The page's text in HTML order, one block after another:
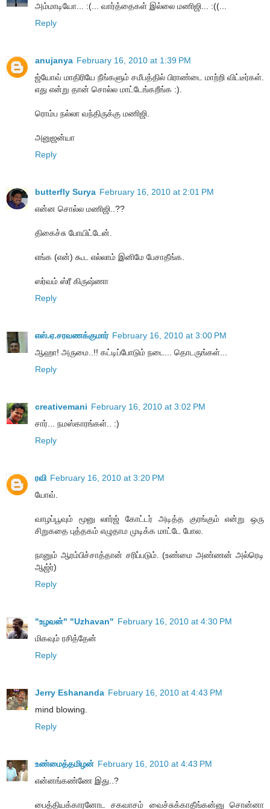
அம்மாடியோ... :(... வார்த்தைகள் இல்லை மணிஜி... :((...
Reply
anujanya February 16, 2010 at 1:39 PM
ஜ்யோவ் மாதிரியே நீங்களும் சமீபத்தில் பிராண்டை மாற்றி விட்டீர்கள்.
எது என்று தான் சொல்ல மாட்டேங்கறீங்க :).
ரொம்ப நல்லா வந்திருக்கு மணிஜி.
அனுஜன்யா
Reply
butterfly Surya February 16, 2010 at 2:01 PM
என்ன சொல்ல மணிஜி..??
திகைச்சு போயிட்டேன்.
எங்க (என்) கூட எல்லாம் இனிமே பேசாதீங்க.
ஸர்வம் ஸ்ரீ கிருஷ்ணா
Reply
எஸ்.ஏ.சரவணக்குமார் February 16, 2010 at 3:00 PM
ஆஹா! அருமை..!! கட்டிப்போடும் நடை... தொடருங்கள்...
Reply
creativemani February 16, 2010 at 3:02 PM
சார்... நமஸ்காரங்கள்.. :)
Reply
ரவி February 16, 2010 at 3:20 PM
யோவ்.
வாழப்பூவும் மூனு லார்ஜ் கோட்டர் அடித்த குரங்கும் என்று ஒரு
சிறுகதை புத்தகம் எழுதாம முடிக்க மாட்டே போல.
நானும் ஆரம்பிச்சாத்தான் சரிப்படும். (உண்மை அண்ணன் அல்ரெடி
ஆஜ்ர்)
Reply
"உழவன்" "Uzhavan" February 16, 2010 at 4:30 PM
மிகவும் ரசித்தேன்
Reply
Jerry Eshananda February 16, 2010 at 4:43 PM
mind blowing.
Reply
உண்மைத்தமிழன் February 16, 2010 at 4:43 PM
என்னங்கண்ணே இது..?
பைத்தியக்காரனோட சகவாசம் வைச்சுக்காதீங்கன்னு சொன்னா